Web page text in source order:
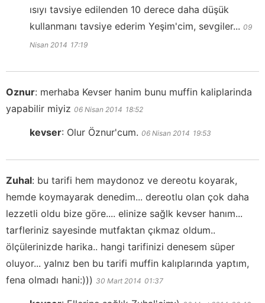
ısıyı tavsiye edilenden 10 derece daha düşük
kullanmanı tavsiye ederim Yeşim'cim, sevgiler... 09
Nisan 2014 17:19
Oznur: merhaba Kevser hanim bunu muffin kaliplarinda
yapabilir miyiz 06 Nisan 2014 18:52
kevser: Olur Öznur'cum. 06 Nisan 2014 19:53
Zuhal: bu tarifi hem maydonoz ve dereotu koyarak,
hemde koymayarak denedim... dereotlu olan çok daha
lezzetli oldu bize göre.... elinize sağlk kevser hanım...
tarfleriniz sayesinde mutfaktan çıkmaz oldum..
ölçülerinizde harika.. hangi tarifinizi denesem süper
oluyor... yalnız ben bu tarifi muffin kalıplarında yaptım,
fena olmadı hani:))) 30 Mart 2014 01:37